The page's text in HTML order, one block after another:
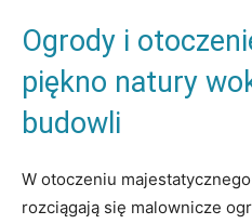
Ogrody i
piękno natury
budowli
W otoczeniu
rozciągają się malownicze